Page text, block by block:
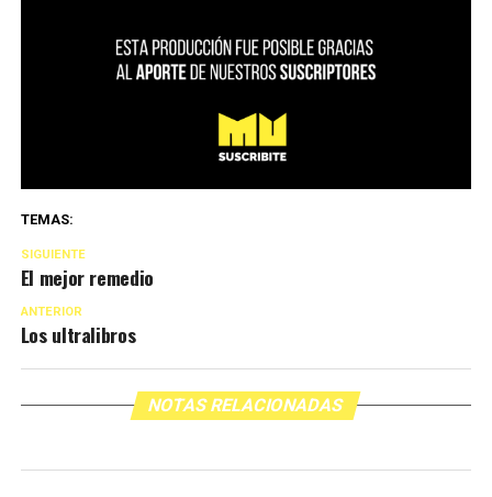
TEMAS:
SIGUIENTE
El mejor remedio
ANTERIOR
Los ultralibros
NOTAS RELACIONADAS